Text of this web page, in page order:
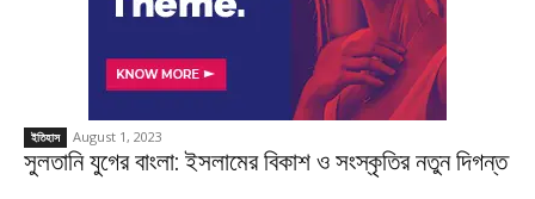
ইতিহাস August 1, 2023
সুলতানি যুগের বাংলা: ইসলামের বিকাশ ও সংস্কৃতির নতুন দিগন্ত